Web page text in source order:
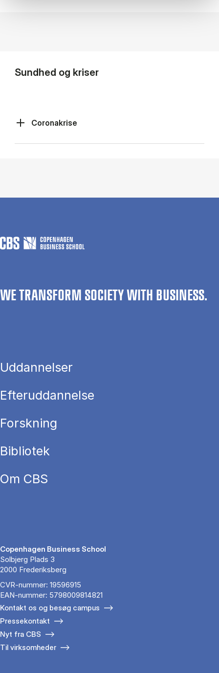
Sundhed og kriser
Coronakrise
WE TRANSFORM SOCIETY WITH BUSINESS.
Uddannelser
Efteruddannelse
Forskning
Bibliotek
Om CBS
Copenhagen Business School
Solbjerg Plads 3
2000 Frederiksberg
CVR-nummer: 19596915
EAN-nummer: 5798009814821
Kontakt os og besøg campus
Pressekontakt
Nyt fra CBS
Til virksomheder